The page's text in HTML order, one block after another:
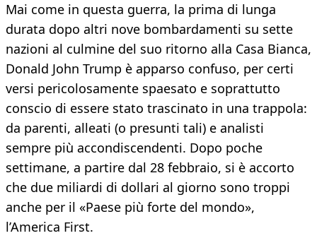
Mai come in questa guerra, la prima di lunga
durata dopo altri nove bombardamenti su sette
nazioni al culmine del suo ritorno alla Casa Bianca,
Donald John Trump è apparso confuso, per certi
versi pericolosamente spaesato e soprattutto
conscio di essere stato trascinato in una trappola:
da parenti, alleati (o presunti tali) e analisti
sempre più accondiscendenti. Dopo poche
settimane, a partire dal 28 febbraio, si è accorto
che due miliardi di dollari al giorno sono troppi
anche per il «Paese più forte del mondo»,
l’America First.